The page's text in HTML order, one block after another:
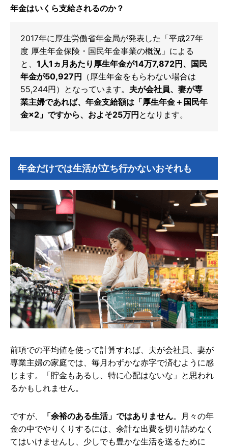
年金はいくら支給されるのか？
2017年に厚生労働省年金局が発表した「平成27年
度 厚生年金保険・国民年金事業の概況」による
と、 1人1ヵ月あたり厚生年金が14万7,872円、国民
年金が50,927円 （厚生年金をもらわない場合は
55,244円）となっています。 夫が会社員、妻が専
業主婦であれば、年金支給額は「厚生年金＋国民年
金×2」ですから、およそ25万円となります。
年金だけでは生活が立ち行かないおそれも
前項での平均値を使って計算すれば、夫が会社員、妻が
専業主婦の家庭では、毎月わずかな赤字で済むように感
じます。「貯金もあるし、特に心配はないな」と思われ
るかもしれません。
ですが、 「余裕のある生活」ではありません。月々の年
金の中でやりくりするには、余計な出費を切り詰めなく
てはいけませんし、少しでも豊かな生活を送るために